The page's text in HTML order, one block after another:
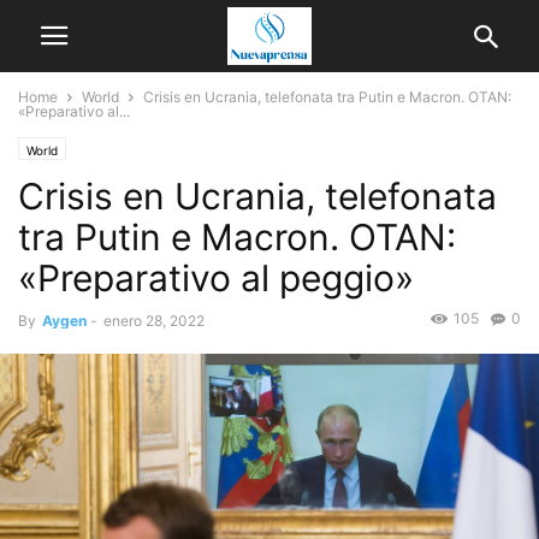
Home World
Crisis en Ucrania, telefonata tra Putin e Macron. OTAN:
«Preparativo al...
World
Crisis en Ucrania, telefonata
tra Putin e Macron. OTAN:
«Preparativo al peggio»
By Aygen - enero 28, 2022 0
105